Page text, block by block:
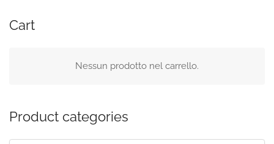
Cart
Nessun prodotto nel carrello.
Product categories